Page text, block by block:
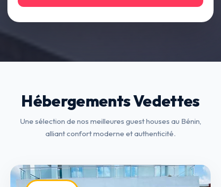
Hébergements Vedettes
Une sélection de nos meilleures guest houses au Bénin,
alliant confort moderne et authenticité.